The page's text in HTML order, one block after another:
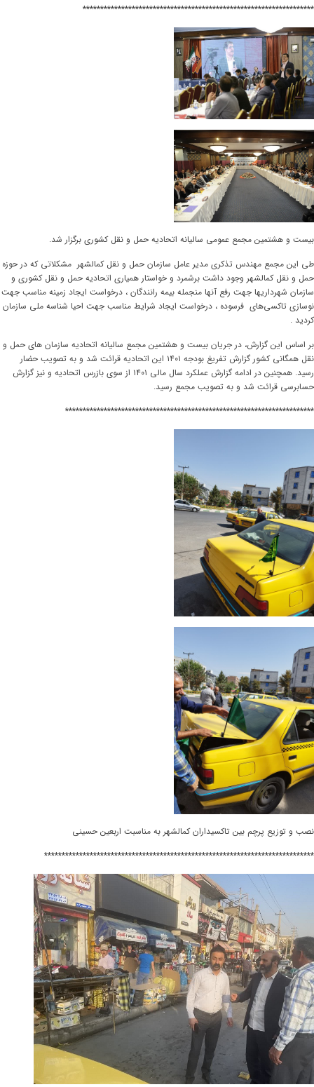
******************************************************************
بیست و هشتمین مجمع عمومی سالیانه اتحادیه حمل و نقل کشوری برگزار شد.
طی این مجمع مهندس تذکری مدیر عامل سازمان حمل و نقل کمالشهر مشکلاتی که در حوزه
حمل و نقل کمالشهر وجود داشت برشمرد و خواستار همیاری اتحادیه حمل و نقل کشوری و
سازمان شهرداریها جهت رفع آنها منجمله بیمه رانندگان ، درخواست ایجاد زمینه مناسب جهت
نوسازی تاکسی‌های فرسوده ، درخواست ایجاد شرایط مناسب جهت احیا شناسه ملی سازمان
کردید .
بر اساس این گزارش، در جریان بیست و هشتمین مجمع سالیانه اتحادیه سازمان های حمل و
نقل همگانی کشور گزارش تفریغ بودجه ۱۴۰۱ این اتحادیه قرائت شد و به تصویب حضار
رسید. همچنین در ادامه گزارش عملکرد سال مالی ۱۴۰۱ از سوی بازرس اتحادیه و نیز گزارش
حسابرسی قرائت شد و به تصویب مجمع رسید.
***********************************************************************
نصب و توزیع پرچم بین تاکسیداران کمالشهر به مناسبت اربعین حسینی
*****************************************************************************